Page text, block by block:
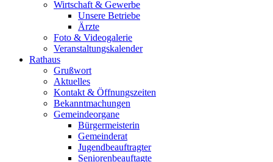
Wirtschaft & Gewerbe
Unsere Betriebe
Ärzte
Foto & Videogalerie
Veranstaltungskalender
Rathaus
Grußwort
Aktuelles
Kontakt & Öffnungszeiten
Bekanntmachungen
Gemeindeorgane
Bürgermeisterin
Gemeinderat
Jugendbeauftragter
Seniorenbeauftagte